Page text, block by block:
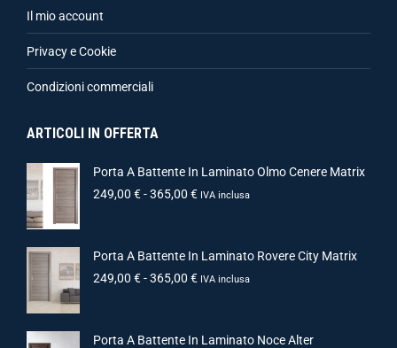
Il mio account
Privacy e Cookie
Condizioni commerciali
ARTICOLI IN OFFERTA
Porta A Battente In Laminato Olmo Cenere Matrix
249,00 €-365,00 € IVA inclusa
Porta A Battente In Laminato Rovere City Matrix
249,00 €-365,00 € IVA inclusa
Porta A Battente In Laminato Noce Alter